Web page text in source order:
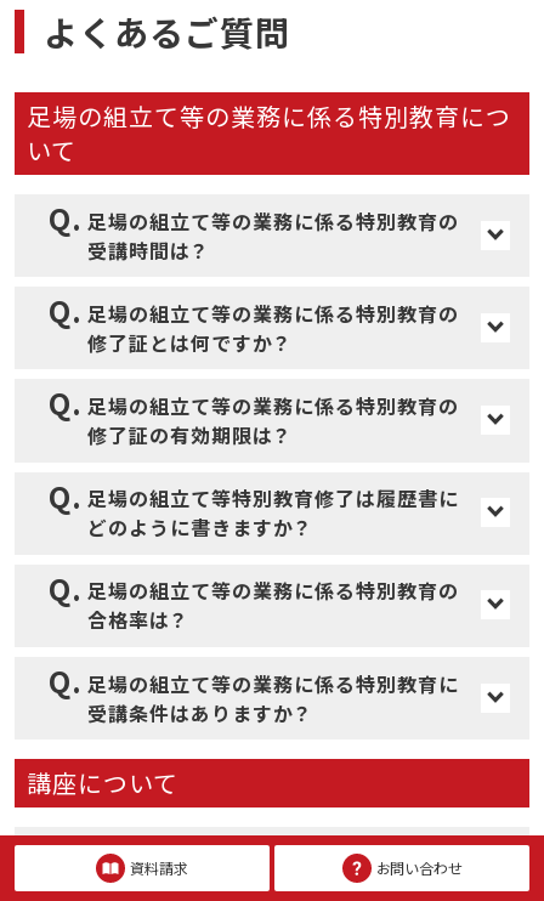
よくあるご質問
足場の組立て等の業務に係る特別教育につ
いて
足場の組立て等の業務に係る特別教育の
受講時間は？
足場の組立て等特別教育は学科7時間です。
足場の組立て等の業務に係る特別教育の
修了証とは何ですか？
足場の組立て等特別教育の修了証とは、足
場業務に従事するすべての作業員に義務づ
いることを証明するものです。
いただいた方に発行しています。
発行義務はありませんが、受講者名や受講科目の
して修了証を発行するのがおすすめです。
足場の組立て等の業務に係る特別教育の
修了証の有効期限は？
足場の組立て等特別教育の修了証に有効期
限はありません。
足場の組立て等特別教育修了は履歴書に
どのように書きますか？
履歴書の資格一覧に書くときは「足場の組
立て等の業務に係る特別教育 修了」と書
ましょう。
足場の組立て等の業務に係る特別教育の
合格率は？
足場の組立て等特別教育には修了試験はあ
りません。講座をしっかりと受講すること
す。
足場の組立て等の業務に係る特別教育に
受講条件はありますか？
足場の組立て等の業務に係る特別教育は、
年齢を問わず誰でも受講が可能です。足場
の業務に従事するには、年少者労働基準規
則により満18歳以上が条件となります。
講座について
科目はどんなものがありますか？また講
義時間はどのぐらいですか？
資料請求 お問い合わせ